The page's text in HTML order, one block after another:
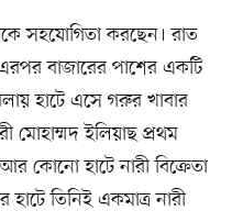
সহযোগিতা করছেন। রাত
এরপর বাজারের পাশের একটি
হাটে এসে গরুর খাবার
মোহাম্মদ ইলিয়াছ প্রথম
কোনো হাটে নারী বিক্রেতা
তিনিই একমাত্র নারী